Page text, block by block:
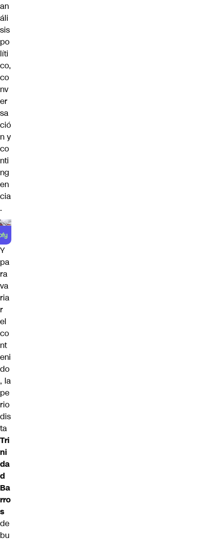
an
áli
sis
po
líti
co,
co
nv
er
sa
ció
n y
co
nti
ng
en
cia
.
Y
pa
ra
va
ria
r
el
co
nt
eni
do
, la
pe
rio
dis
ta
Tri
ni
da
d
Ba
rro
s
de
bu